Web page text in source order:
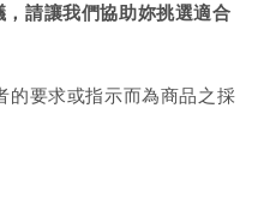
請讓我們協助妳挑選適合
的要求或指示而為商品之採